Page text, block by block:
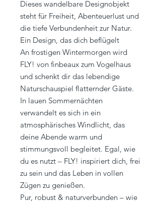
Dieses wandelbare Designobjekt
steht für Freiheit, Abenteuerlust und
die tiefe Verbundenheit zur Natur.
Ein Design, das dich beflügelt
An frostigen Wintermorgen wird
FLY! von finbeaux zum Vogelhaus
und schenkt dir das lebendige
Naturschauspiel flatternder Gäste.
In lauen Sommernächten
verwandelt es sich in ein
atmosphärisches Windlicht, das
deine Abende warm und
stimmungsvoll begleitet. Egal, wie
du es nutzt – FLY! inspiriert dich, frei
zu sein und das Leben in vollen
Zügen zu genießen.
Pur, robust & naturverbunden – wie